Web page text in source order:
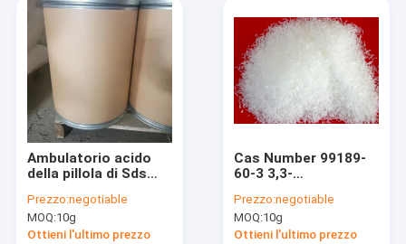
Ambulatorio acido
della pillola di Sds
CDA 1,1-
Cyclohexanediacetic
C10H16O4
Prezzo:negotiable
MOQ:10g
Ottieni l'ultimo prezzo
Cas Number 99189-
60-3 3,3-
Gabapentin acido Api
Manufacturer
Prezzo:negotiable
MOQ:10g
Ottieni l'ultimo prezzo